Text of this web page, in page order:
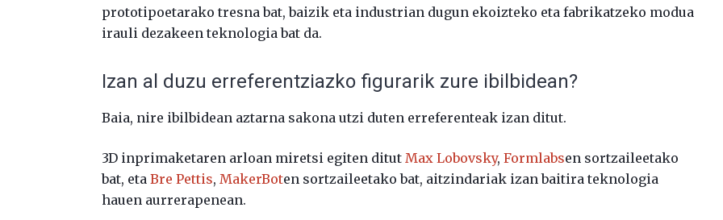
prototipoetarako tresna bat, baizik eta industrian dugun ekoizteko eta fabrikatzeko modua
irauli dezakeen teknologia bat da.
Izan al duzu erreferentziazko figurarik zure ibilbidean?
Baia, nire ibilbidean aztarna sakona utzi duten erreferenteak izan ditut.
3D inprimaketaren arloan miretsi egiten ditutMax Lobovsky,Formlabsen sortzaileetako
bat, etaBre Pettis,MakerBoten sortzaileetako bat, aitzindariak izan baitira teknologia
hauen aurrerapenean.